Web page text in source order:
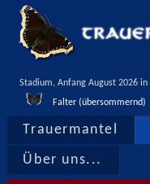
Stadium, Anfang August 2026 in
Falter (übersommernd)
Trauermantel
Über uns...